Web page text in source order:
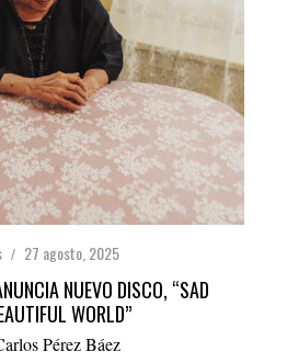
27 agosto, 2025
NUEVO DISCO, “SAD
WORLD”
Pérez Báez